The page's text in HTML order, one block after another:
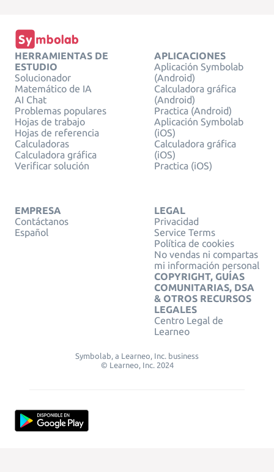
HERRAMIENTAS DE
ESTUDIO
Solucionador
Matemático de IA
AI Chat
Problemas populares
Hojas de trabajo
Hojas de referencia
Calculadoras
Calculadora gráfica
Verificar solución
APLICACIONES
Aplicación Symbolab
(Android)
Calculadora gráfica
(Android)
Practica (Android)
Aplicación Symbolab
(iOS)
Calculadora gráfica
(iOS)
Practica (iOS)
EMPRESA
Contáctanos
Español
LEGAL
Privacidad
Service Terms
Política de cookies
No vendas ni compartas
mi información personal
COPYRIGHT, GUÍAS
COMUNITARIAS, DSA
& OTROS RECURSOS
LEGALES
Centro Legal de
Learneo
Symbolab, a Learneo, Inc. business
© Learneo, Inc. 2024